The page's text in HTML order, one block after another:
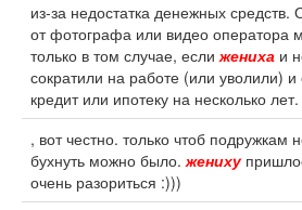
из-за недостатка денежных средств.
от фотографа или видео оператора
только в том случае, еслижениха и
сократили на работе (или уволили) и
кредит или ипотеку на несколько лет.
, вот честно. только чтоб подружкам
бухнуть можно было.жениху
очень разориться :)))